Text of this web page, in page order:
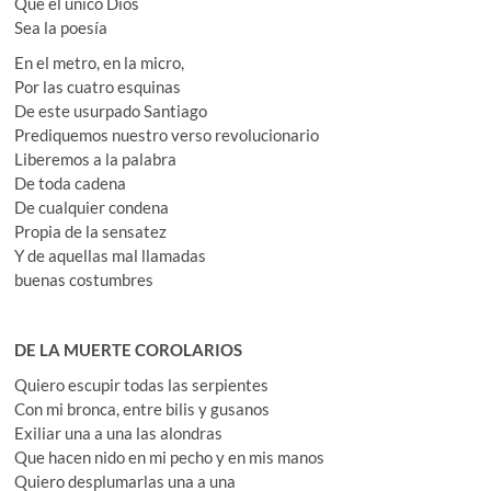
Sea la poesía
En el metro, en la micro,
Por las cuatro esquinas
De este usurpado Santiago
Prediquemos nuestro verso revolucionario
Liberemos a la palabra
De toda cadena
De cualquier condena
Propia de la sensatez
Y de aquellas mal llamadas
buenas costumbres
DE LA MUERTE COROLARIOS
Quiero escupir todas las serpientes
Con mi bronca, entre bilis y gusanos
Exiliar una a una las alondras
Que hacen nido en mi pecho y en mis manos
Quiero desplumarlas una a una